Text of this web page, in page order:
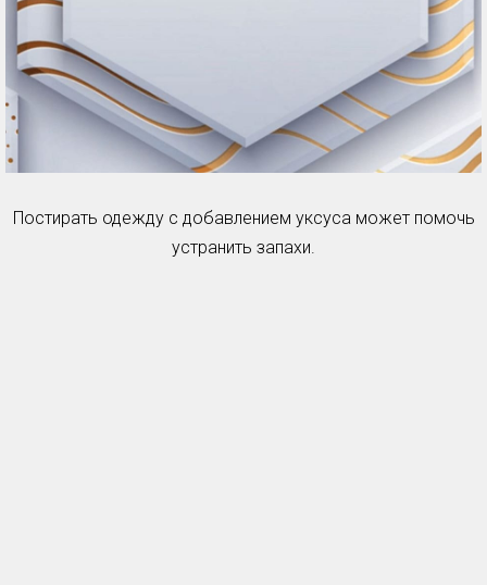
Постирать одежду с добавлением уксуса может помочь
устранить запахи.